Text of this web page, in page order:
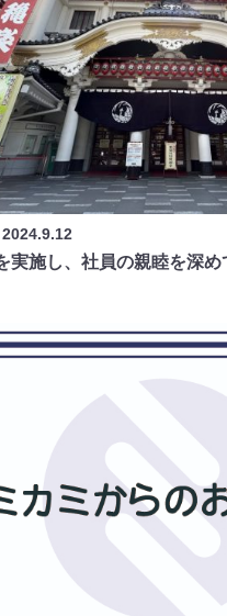
2024.9.12
実施し、社員の親睦を深め